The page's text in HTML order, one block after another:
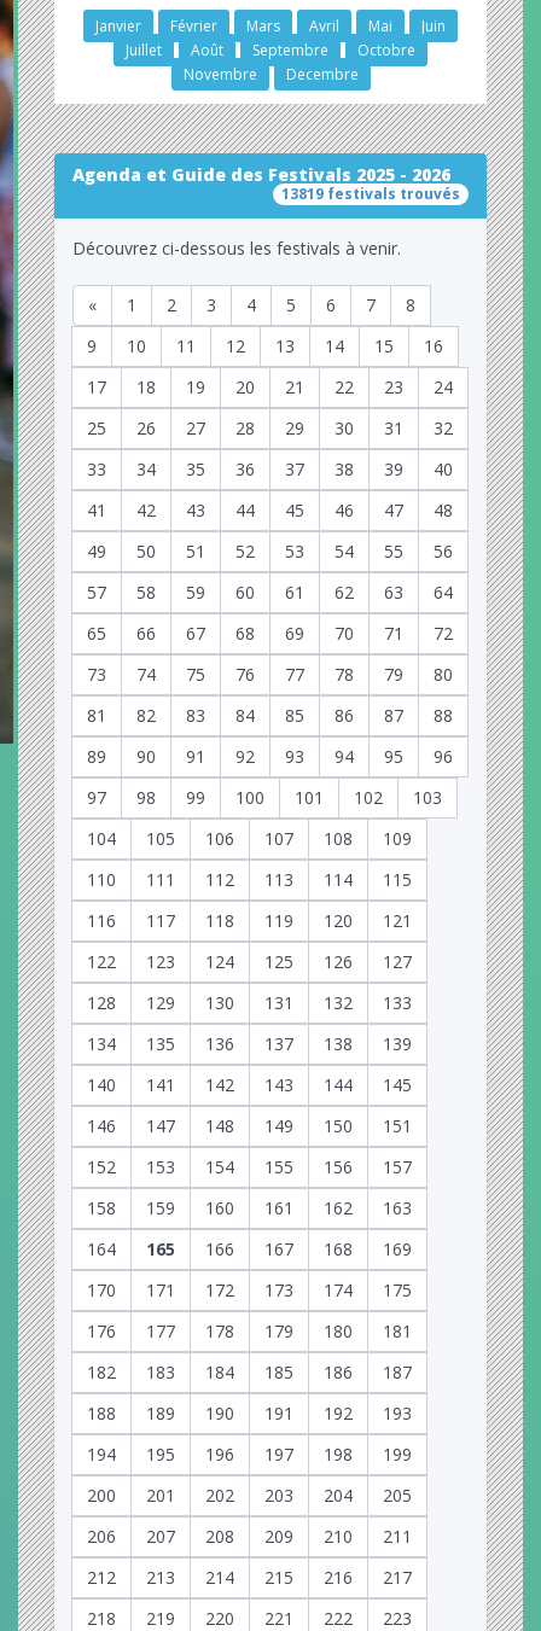
Janvier Février Mars Avril Mai
Juin
Juillet
Août Septembre
Octobre
Novembre
Decembre
Agenda et Guide des Festivals 2025 - 2026
13819 festivals trouvés
Découvrez ci-dessous les festivals à venir.
« 1 2 3 4 5 6 7
8
9
10 11 12 13 14 15
16
17
18 19 20 21 22 23
24
25
26 27 28 29 30 31
32
33
34 35 36 37 38 39
40
41
42 43 44 45 46 47
48
49
50 51 52 53 54 55
56
57
58 59 60 61 62 63
64
65
66 67 68 69 70 71
72
73
74 75 76 77 78 79
80
81
82 83 84 85 86 87
88
89
90 91 92 93 94 95
96
97
98 99 100 101 102
103
104
105 106 107 108
109
110
111 112 113 114
115
116
117 118 119 120
121
122
123 124 125 126
127
128
129 130 131 132
133
134
135 136 137 138
139
140
141 142 143 144
145
146
147 148 149 150
151
152
153 154 155 156
157
158
159 160 161 162
163
164
165 166 167 168
169
170
171 172 173 174
175
176
177 178 179 180
181
182
183 184 185 186
187
188
189 190 191 192
193
194
195 196 197 198
199
200
201 202 203 204
205
206
207 208 209 210
211
212
213 214 215 216
217
218
219 220 221 222
223